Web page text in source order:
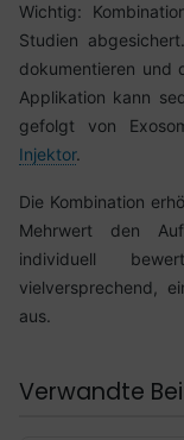
Wichtig:
Studien
dokumentieren und
Applikation kann
gefolgt von
Injektor.
Die Kombination
Mehrwert den
individuell
vielversprechend,
aus.
Verwandte